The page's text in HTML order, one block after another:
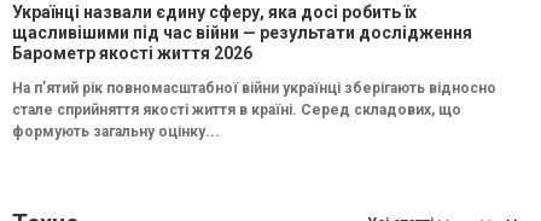
Українці назвали єдину сферу, яка досі робить їх
щасливішими під час війни — результати дослідження
Барометр якості життя 2026
На п’ятий рік повномасштабної війни українці зберігають відносно
стале сприйняття якості життя в країні. Серед складових, що
формують загальну оцінку...